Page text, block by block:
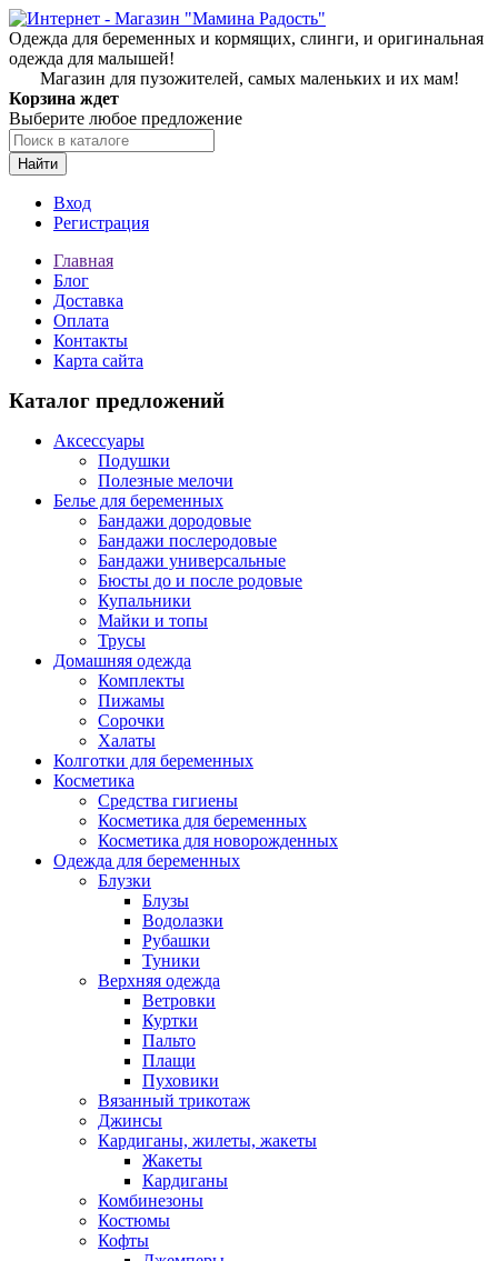
Одежда для беременных и кормящих, слинги, и оригинальная
одежда для малышей!
Магазин для пузожителей, самых маленьких и их мам!
Корзина ждет
Выберите любое предложение
Найти
Вход
Регистрация
Главная
Блог
Доставка
Оплата
Контакты
Карта сайта
Каталог предложений
Аксессуары
Подушки
Полезные мелочи
Белье для беременных
Бандажи дородовые
Бандажи послеродовые
Бандажи универсальные
Бюсты до и после родовые
Купальники
Майки и топы
Трусы
Домашняя одежда
Комплекты
Пижамы
Сорочки
Халаты
Колготки для беременных
Косметика
Cредства гигиены
Косметика для беременных
Косметика для новорожденных
Одежда для беременных
Блузки
Блузы
Водолазки
Рубашки
Туники
Верхняя одежда
Ветровки
Куртки
Пальто
Плащи
Пуховики
Вязанный трикотаж
Джинсы
Кардиганы, жилеты, жакеты
Жакеты
Кардиганы
Комбинезоны
Костюмы
Кофты